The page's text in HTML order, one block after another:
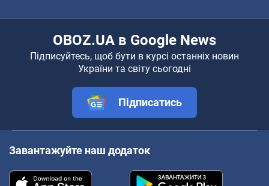
OBOZ.UA в Google News
Підписуйтесь, щоб бути в курсі останніх новин
України та світу сьогодні
Підписатись
Завантажуйте наш додаток